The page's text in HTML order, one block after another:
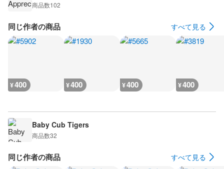
商品数102
同じ作者の商品 すべて見る
¥400 ¥400 ¥400 ¥400
Baby Cub Tigers
商品数32
同じ作者の商品 すべて見る